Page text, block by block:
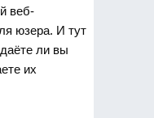
веб-
юзера. И тут
ли вы
их